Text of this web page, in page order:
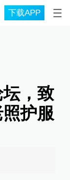
下载APP
，致
护服